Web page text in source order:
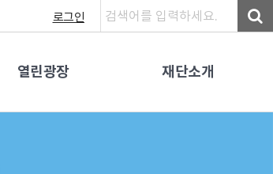
열린광장 재단소개
로그인